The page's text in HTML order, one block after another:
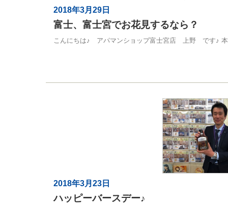
2018年3月29日
富士、富士宮でお花見するなら？
こんにちは♪ アパマンショップ富士宮店 上野 です♪
2018年3月23日
ハッピーバースデー♪